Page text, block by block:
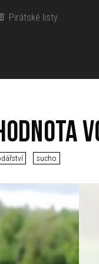
Pirátské listy
sucho